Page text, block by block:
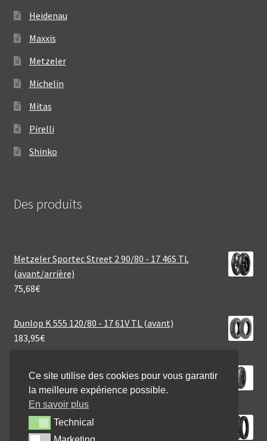
Heidenau
Maxxis
Metzeler
Michelin
Mitas
Pirelli
Shinko
Des produits
Metzeler Sportec Street 2 90/80 - 17 46S TL
(avant/arrière)
75,68€
Dunlop K 555 120/80 - 17 61V TL (avant)
183,95€
Mitas MC 7 2.75 - 18 42P TT (avant/arrière)
48,95€
Michelin Tracker 110/100 - 18 64R TT (arrière)
74,95€
Ce site utilise des cookies pour vous garantir
la meilleure expérience possible.
En savoir plus
TechnicalTechnical